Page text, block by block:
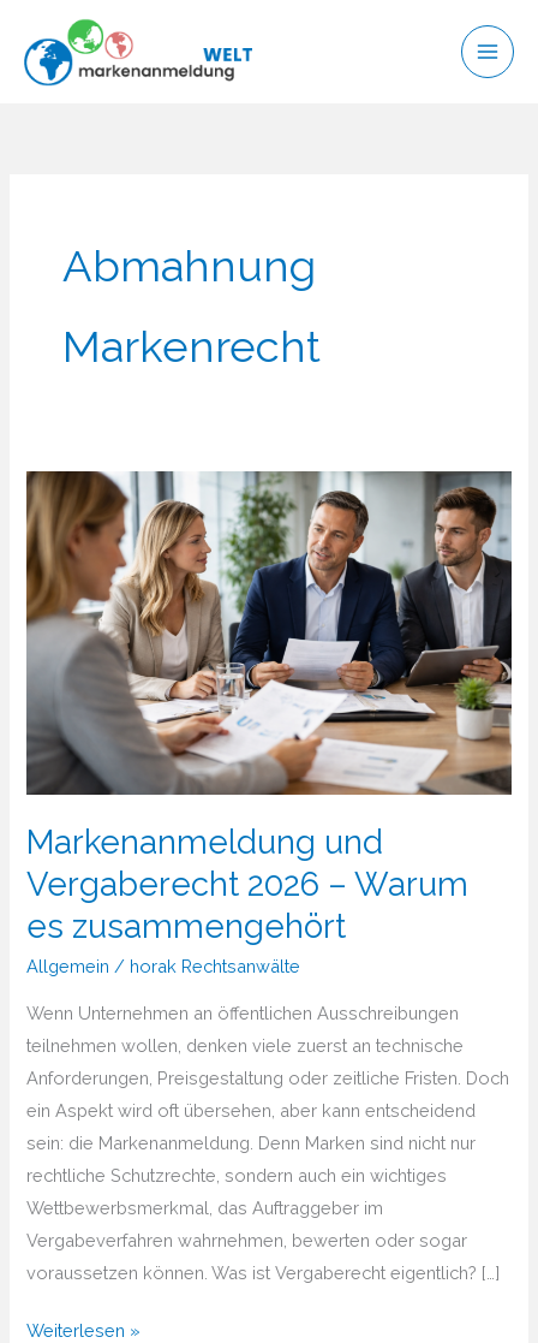
Inhalt
springen
Abmahnung
Markenrecht
Markenanmeldung und
Vergaberecht 2026 – Warum
es zusammengehört
Allgemein / horak Rechtsanwälte
Wenn Unternehmen an öffentlichen Ausschreibungen
teilnehmen wollen, denken viele zuerst an technische
Anforderungen, Preisgestaltung oder zeitliche Fristen. Doch
ein Aspekt wird oft übersehen, aber kann entscheidend
sein: die Markenanmeldung. Denn Marken sind nicht nur
rechtliche Schutzrechte, sondern auch ein wichtiges
Wettbewerbsmerkmal, das Auftraggeber im
Vergabeverfahren wahrnehmen, bewerten oder sogar
voraussetzen können. Was ist Vergaberecht eigentlich? […]
Markenanmeldung
Weiterlesen »